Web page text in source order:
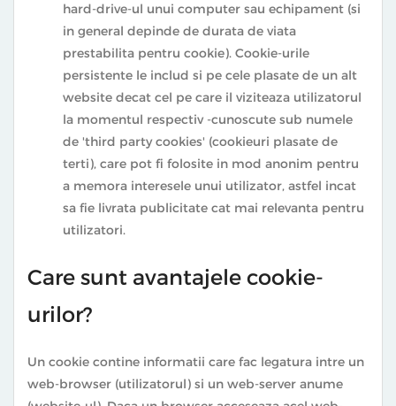
hard-drive-ul unui computer sau echipament (si
in general depinde de durata de viata
prestabilita pentru cookie). Cookie-urile
persistente le includ si pe cele plasate de un alt
website decat cel pe care il viziteaza utilizatorul
la momentul respectiv -cunoscute sub numele
de 'third party cookies' (cookieuri plasate de
terti), care pot fi folosite in mod anonim pentru
a memora interesele unui utilizator, astfel incat
sa fie livrata publicitate cat mai relevanta pentru
utilizatori.
Care sunt avantajele cookie-
urilor?
Un cookie contine informatii care fac legatura intre un
web-browser (utilizatorul) si un web-server anume